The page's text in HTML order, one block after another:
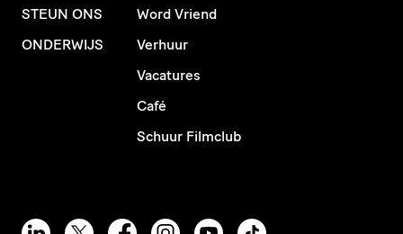
STEUN ONS
ONDERWIJS
Word Vriend
Verhuur
Vacatures
Café
Schuur Filmclub